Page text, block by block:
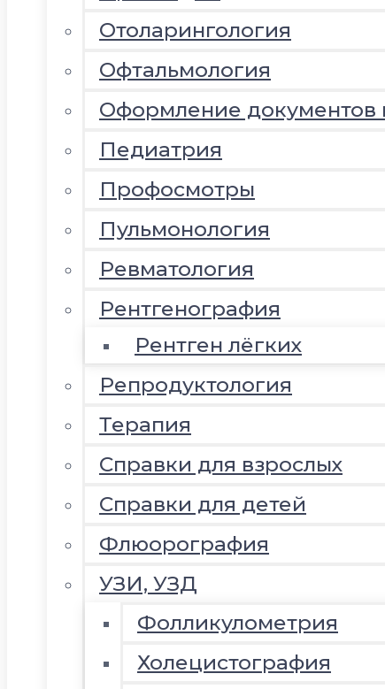
Отоларингология
Офтальмология
Оформление
Педиатрия
Профосмотры
Пульмонология
Ревматология
Рентгенография
Рентген лёгких
Репродуктология
Терапия
Справки для взрослых
Справки для детей
Флюорография
УЗИ, УЗД
Фолликулометрия
Холецистография